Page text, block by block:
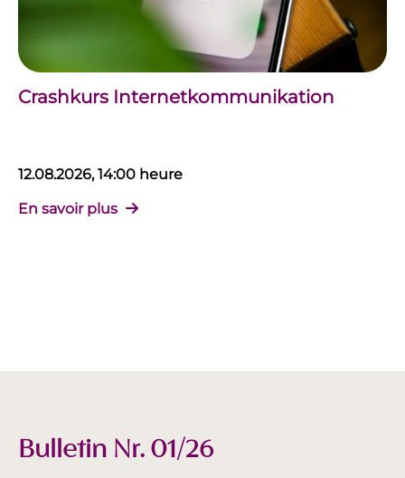
Crashkurs Internetkommunikation
12.08.2026, 14:00 heure
En savoir plus
Bulletin Nr. 01/26